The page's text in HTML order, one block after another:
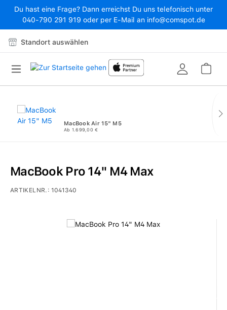
Zum Hauptinhalt springen
Du hast eine Frage? Dann erreichst Du uns telefonisch unter
040-790 291 919 oder per E-Mail an info@comspot.de
Standort auswählen
MacBook Air 15" M5
Ab 1.699,00 €
Bildergalerie überspringen
MacBook Pro 14" M4 Max
ARTIKELNR.:1041340